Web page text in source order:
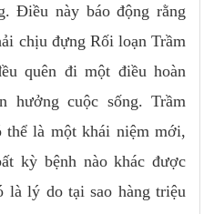
Điều này báo động rằng
chịu đựng Rối loạn Trầm
quên đi một điều hoàn
hưởng cuộc sống. Trầm
thể là một khái niệm mới,
kỳ bệnh nào khác được
lý do tại sao hàng triệu